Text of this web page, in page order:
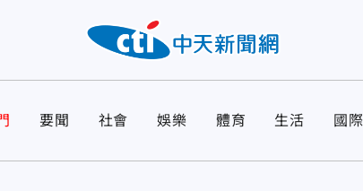
要聞 社會 娛樂 體育 生活 國際